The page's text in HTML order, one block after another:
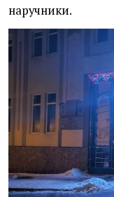
наручники.